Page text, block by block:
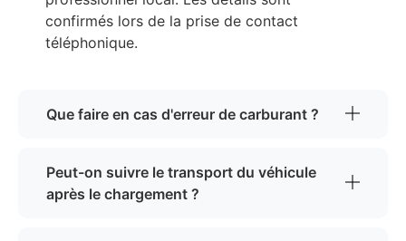
confirmés lors de la prise de contact
téléphonique.
Que faire en cas d'erreur de carburant ?
Peut-on suivre le transport du véhicule
après le chargement ?